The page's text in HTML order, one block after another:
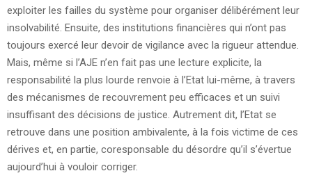
exploiter les failles du système pour organiser délibérément leur
insolvabilité. Ensuite, des institutions financières qui n’ont pas
toujours exercé leur devoir de vigilance avec la rigueur attendue.
Mais, même si l’AJE n’en fait pas une lecture explicite, la
responsabilité la plus lourde renvoie à l’Etat lui-même, à travers
des mécanismes de recouvrement peu efficaces et un suivi
insuffisant des décisions de justice. Autrement dit, l’Etat se
retrouve dans une position ambivalente, à la fois victime de ces
dérives et, en partie, coresponsable du désordre qu’il s’évertue
aujourd’hui à vouloir corriger.